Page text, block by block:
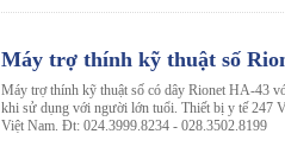
Máy trợ thính kỹ thuật số
Máy trợ thính kỹ thuật số có dây Rionet HA-43
khi sử dụng với người lớn tuổi. Thiết bị y tế 247
Việt Nam. Đt: 024.3999.8234 - 028.3502.8199